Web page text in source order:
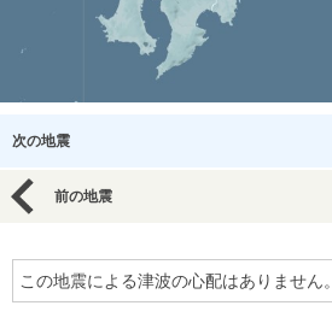
次の地震
前の地震
この地震による津波の心配はありません。